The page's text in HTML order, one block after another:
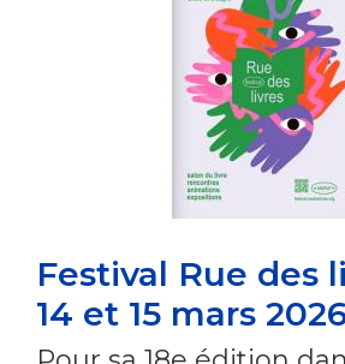
Festival Rue des
14 et 15 mars